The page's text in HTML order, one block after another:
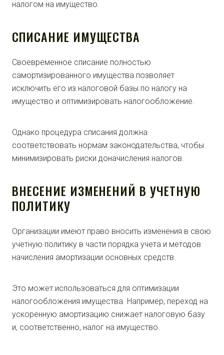
налогом на имущество.
СПИСАНИЕ ИМУЩЕСТВА
Своевременное списание полностью
самортизированного имущества позволяет
исключить его из налоговой базы по налогу на
имущество и оптимизировать налогообложение.
Однако процедура списания должна
соответствовать нормам законодательства, чтобы
минимизировать риски доначисления налогов.
ВНЕСЕНИЕ ИЗМЕНЕНИЙ В УЧЕТНУЮ
ПОЛИТИКУ
Организации имеют право вносить изменения в свою
учетную политику в части порядка учета и методов
начисления амортизации основных средств.
Это может использоваться для оптимизации
налогообложения имущества. Например, переход на
ускоренную амортизацию снижает налоговую базу
и, соответственно, налог на имущество.